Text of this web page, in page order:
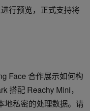
行预览，正式支持将
Face 合作展示如何构
搭配 Reachy Mini，
地私密的处理数据。请